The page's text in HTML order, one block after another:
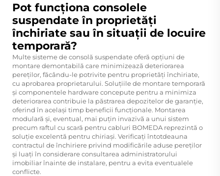
Pot funcționa consolele
suspendate în proprietăți
închiriate sau în situații de locuire
temporară?
Multe sisteme de consolă suspendate oferă opțiuni de
montare demontabilă care minimizează deteriorarea
pereților, făcându-le potrivite pentru proprietăți închiriate,
cu aprobarea proprietarului. Soluțiile de montare temporară
și componentele hardware concepute pentru a minimiza
deteriorarea contribuie la păstrarea depozitelor de garanție,
oferind în același timp beneficii funcționale. Montarea
modulară și, eventual, mai puțin invazivă a unui sistem
precum raftul cu scară pentru cabluri BOMEDA reprezintă o
soluție excelentă pentru chiriași. Verificați întotdeauna
contractul de închiriere privind modificările aduse pereților
și luați în considerare consultarea administratorului
imobiliar înainte de instalare, pentru a evita eventualele
conflicte.